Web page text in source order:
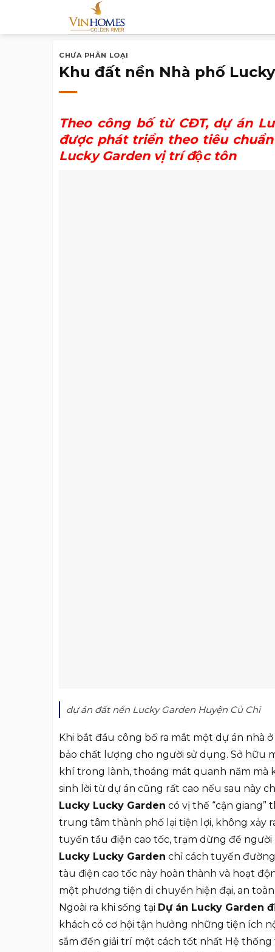
CHƯA PHÂN LOẠI
Khu đất nền Nhà phố
Theo công bố từ CĐT, dự án
được phát triển theo tiêu
Lucky Garden vị trí độc tôn
dự án đất nền Lucky Garden Huyện Củ Chi
Khi bắt đầu công bố ra mắt một dự án nhà
bảo chất lượng cho người sử dụng. Sở hữu
khí trong lành, thoáng mát quanh năm mà
sinh lời từ dự án cũng rất cao nếu sau này
Lucky Lucky Garden có vị thế “cận giang”
trung tâm thành phố lại tiện lợi, không xảy
tuyến tầu điện cao tốc, trạm dừng để
Lucky Lucky Garden chỉ cách tuyến
tàu điện cao tốc này hoàn thành và hoạt
một phương tiện di chuyển hiện đại, an
Ngoài ra khi sống tại Dự án Lucky Garden
khách có cơ hội tận hưởng những tiện ích
sắm đến giải trí một cách tốt nhất Hệ